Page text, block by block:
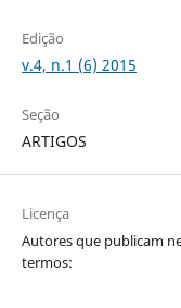
Edição
v.4, n.1 (6) 2015
Seção
ARTIGOS
Licença
Autores que publicam
termos: